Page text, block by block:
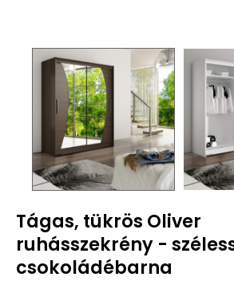
Tágas, tükrös Oliver
ruhásszekrény -
csokoládébarna